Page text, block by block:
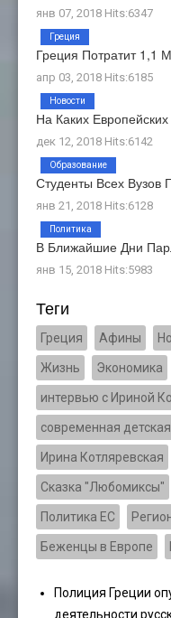
янв 07, 2018 Hits:6347
Греция Потратит 1,1
апр 03, 2018 Hits:6185
Греция
На Каких
дек 12, 2018 Hits:6142
Новости
Студенты Всех Вузов
янв 21, 2018 Hits:6128
Образование
В Ближайшие Дни
янв 15, 2018 Hits:5983
Политика
Теги
Греция Афины
Жизнь Экономика
интервью с Ириной
современная
Ирина Котляревская
Сказка "Любомиксы"
Политика ЕС
Беженцы в Европе
Полиция Греции
деятельности